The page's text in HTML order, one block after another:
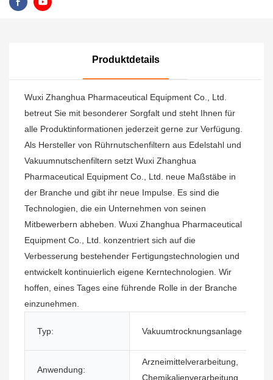
Produktdetails
Wuxi Zhanghua Pharmaceutical Equipment Co., Ltd.
betreut Sie mit besonderer Sorgfalt und steht Ihnen für
alle Produktinformationen jederzeit gerne zur Verfügung.
Als Hersteller von Rührnutschenfiltern aus Edelstahl und
Vakuumnutschenfiltern setzt Wuxi Zhanghua
Pharmaceutical Equipment Co., Ltd. neue Maßstäbe in
der Branche und gibt ihr neue Impulse. Es sind die
Technologien, die ein Unternehmen von seinen
Mitbewerbern abheben. Wuxi Zhanghua Pharmaceutical
Equipment Co., Ltd. konzentriert sich auf die
Verbesserung bestehender Fertigungstechnologien und
entwickelt kontinuierlich eigene Kerntechnologien. Wir
hoffen, eines Tages eine führende Rolle in der Branche
einzunehmen.
Typ: Vakuumtrocknungsanlage
Anwendung:
Arzneimittelverarbeitung,
Chemikalienverarbeitung